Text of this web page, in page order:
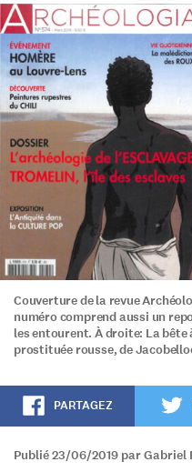
Couverture de la revue
numéro comprend aussi un
les entourent. À droite: La
prostituée rousse, de
PARTAGEZ
Publié 23/06/2019 par Gabriel